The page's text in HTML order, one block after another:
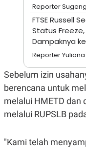
R
A
E
A
Reporter
FTSE Russell
Status Freeze,
Dampaknya ke
Reporter
Sebelum izin
berencana untuk
melalui HMETD dan
melalui RUPSLB
"Kami telah